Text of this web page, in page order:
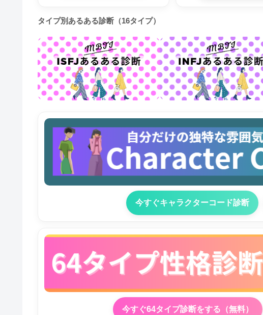
タイプ別あるある診断（16タイプ）
今すぐキャラクターコード診断
今すぐ64タイプ診断をする（無料）